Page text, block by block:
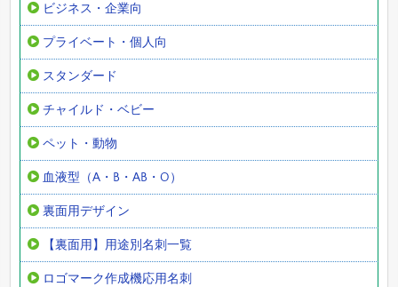
ビジネス・企業向
プライベート・個人向
スタンダード
チャイルド・ベビー
ペット・動物
血液型（A・B・AB・O）
裏面用デザイン
【裏面用】用途別名刺一覧
ロゴマーク作成機応用名刺